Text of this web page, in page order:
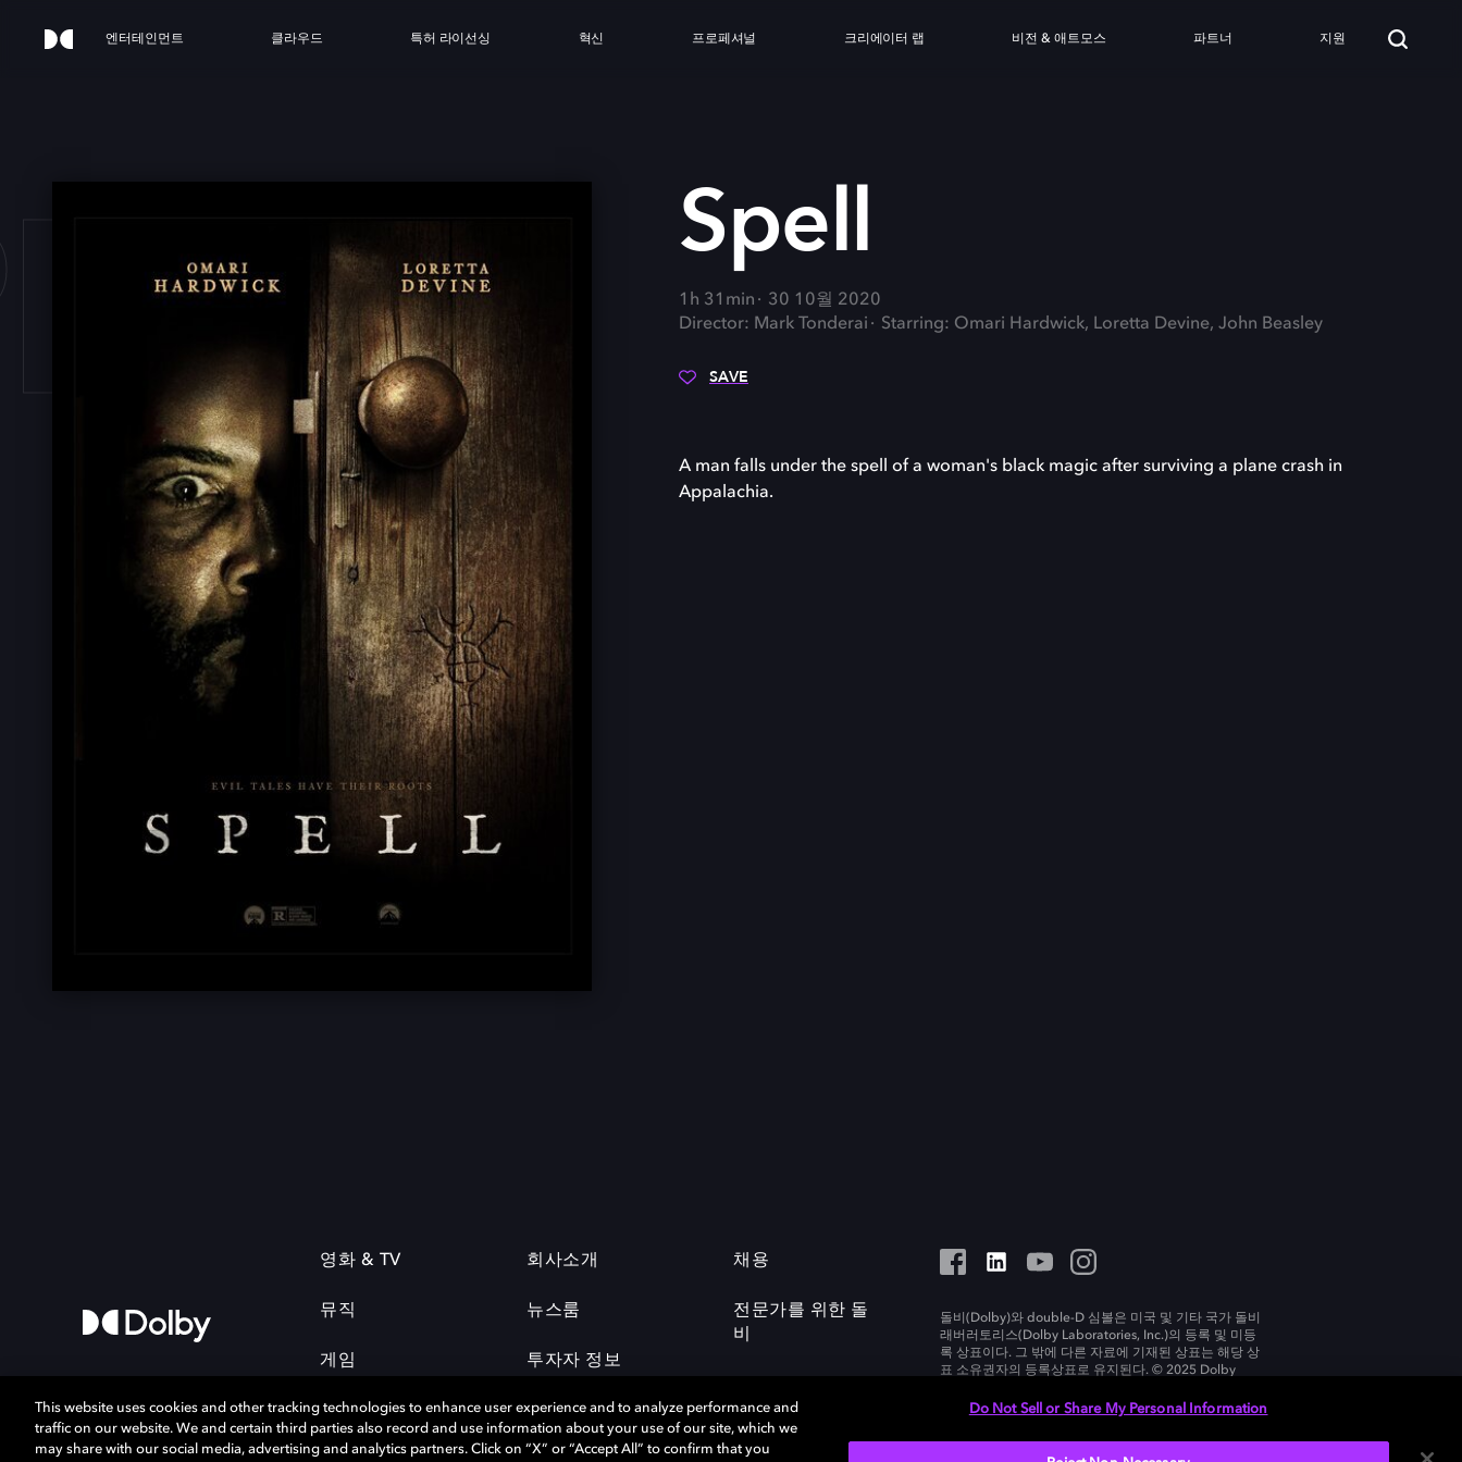
엔터테인먼트 클라우드 특허 라이선싱 혁신 프로페셔널 크리에이터 랩 비전 & 애트모스 파트너 지원
Spell
1h 31min
30 10월 2020
Director: Mark Tonderai
Starring: Omari Hardwick, Loretta Devine, John Beasley
SAVE
A man falls under the spell of a woman's black magic after surviving a plane crash in
Appalachia.
영화 & TV
뮤직
게임
회사소개
뉴스룸
투자자 정보
채용
전문가를 위한 돌
비
돌비(Dolby)와 double-D 심볼은 미국 및 기타 국가 돌비
래버러토리스(Dolby Laboratories, Inc.)의 등록 및 미등
록 상표이다. 그 밖에 다른 자료에 기재된 상표는 해당 상
표 소유권자의 등록상표로 유지된다. © 2025 Dolby
This website uses cookies and other tracking technologies to enhance user experience and to analyze performance and
traffic on our website. We and certain third parties also record and use information about your use of our site, which we
may share with our social media, advertising and analytics partners. Click on “X” or “Accept All” to confirm that you
Do Not Sell or Share My Personal Information